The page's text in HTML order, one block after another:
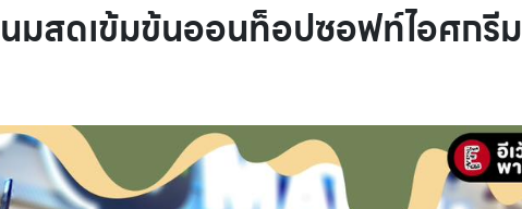
มสดเข้มข้นออนท็อปซอฟท์ไอศกรีม